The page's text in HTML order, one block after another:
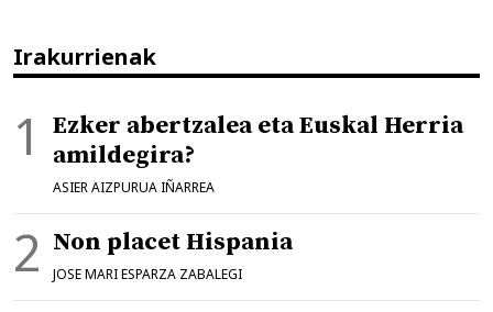
Irakurrienak
Ezker abertzalea eta Euskal Herria
amildegira?
ASIER AIZPURUA IÑARREA
Non placet Hispania
JOSE MARI ESPARZA ZABALEGI